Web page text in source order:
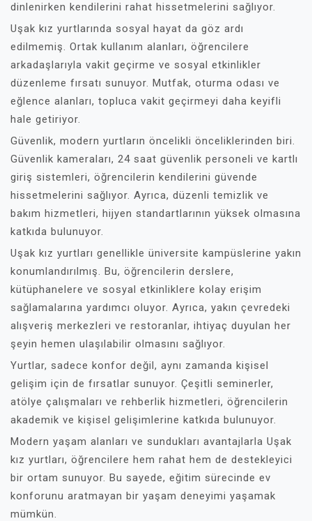
dinlenirken kendilerini rahat hissetmelerini sağlıyor.
Uşak kız yurtlarında sosyal hayat da göz ardı
edilmemiş. Ortak kullanım alanları, öğrencilere
arkadaşlarıyla vakit geçirme ve sosyal etkinlikler
düzenleme fırsatı sunuyor. Mutfak, oturma odası ve
eğlence alanları, topluca vakit geçirmeyi daha keyifli
hale getiriyor.
Güvenlik, modern yurtların öncelikli önceliklerinden biri.
Güvenlik kameraları, 24 saat güvenlik personeli ve kartlı
giriş sistemleri, öğrencilerin kendilerini güvende
hissetmelerini sağlıyor. Ayrıca, düzenli temizlik ve
bakım hizmetleri, hijyen standartlarının yüksek olmasına
katkıda bulunuyor.
Uşak kız yurtları genellikle üniversite kampüslerine yakın
konumlandırılmış. Bu, öğrencilerin derslere,
kütüphanelere ve sosyal etkinliklere kolay erişim
sağlamalarına yardımcı oluyor. Ayrıca, yakın çevredeki
alışveriş merkezleri ve restoranlar, ihtiyaç duyulan her
şeyin hemen ulaşılabilir olmasını sağlıyor.
Yurtlar, sadece konfor değil, aynı zamanda kişisel
gelişim için de fırsatlar sunuyor. Çeşitli seminerler,
atölye çalışmaları ve rehberlik hizmetleri, öğrencilerin
akademik ve kişisel gelişimlerine katkıda bulunuyor.
Modern yaşam alanları ve sundukları avantajlarla Uşak
kız yurtları, öğrencilere hem rahat hem de destekleyici
bir ortam sunuyor. Bu sayede, eğitim sürecinde ev
konforunu aratmayan bir yaşam deneyimi yaşamak
mümkün.